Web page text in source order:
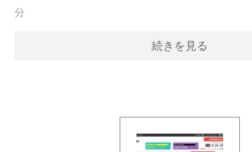
分
続きを見る